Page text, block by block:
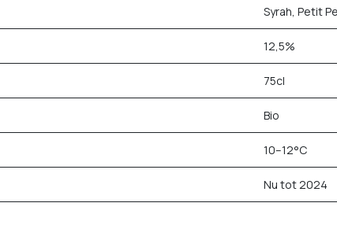
Syrah, Petit
12,5%
75cl
Bio
10–12°C
Nu tot 2024